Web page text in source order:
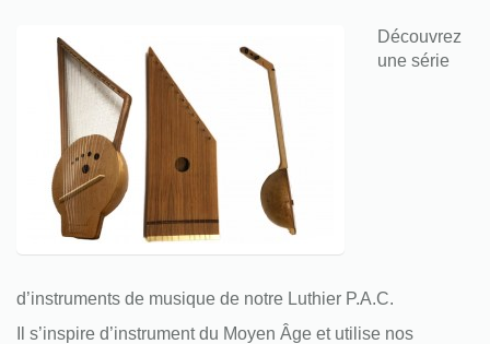
Découvrez
une série
d’instruments de musique de notre Luthier P.A.C.
Il s’inspire d’instrument du Moyen Âge et utilise nos